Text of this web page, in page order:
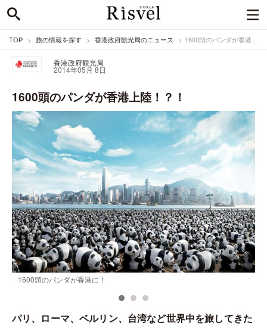
TOP 旅の情報を探す 香港政府観光局のニュース 1600頭のパンダが香港上陸！？！
香港政府観光局
2014年05月 8日
1600頭のパンダが香港上陸！？！
1600頭のパンダが香港に！
パリ、ローマ、ベルリン、台湾など世界中を旅してきた